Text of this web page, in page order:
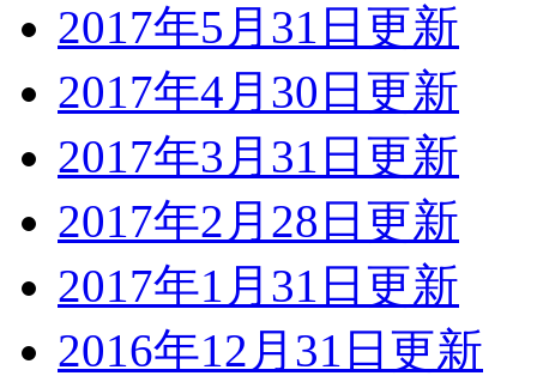
2017年5月31日更新
2017年4月30日更新
2017年3月31日更新
2017年2月28日更新
2017年1月31日更新
2016年12月31日更新